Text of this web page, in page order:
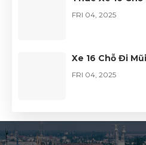
FRI 04, 2025
Xe 16 Chỗ Đi
FRI 04, 2025